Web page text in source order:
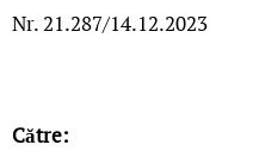
Nr. 21.287/14.12.2023
Către: